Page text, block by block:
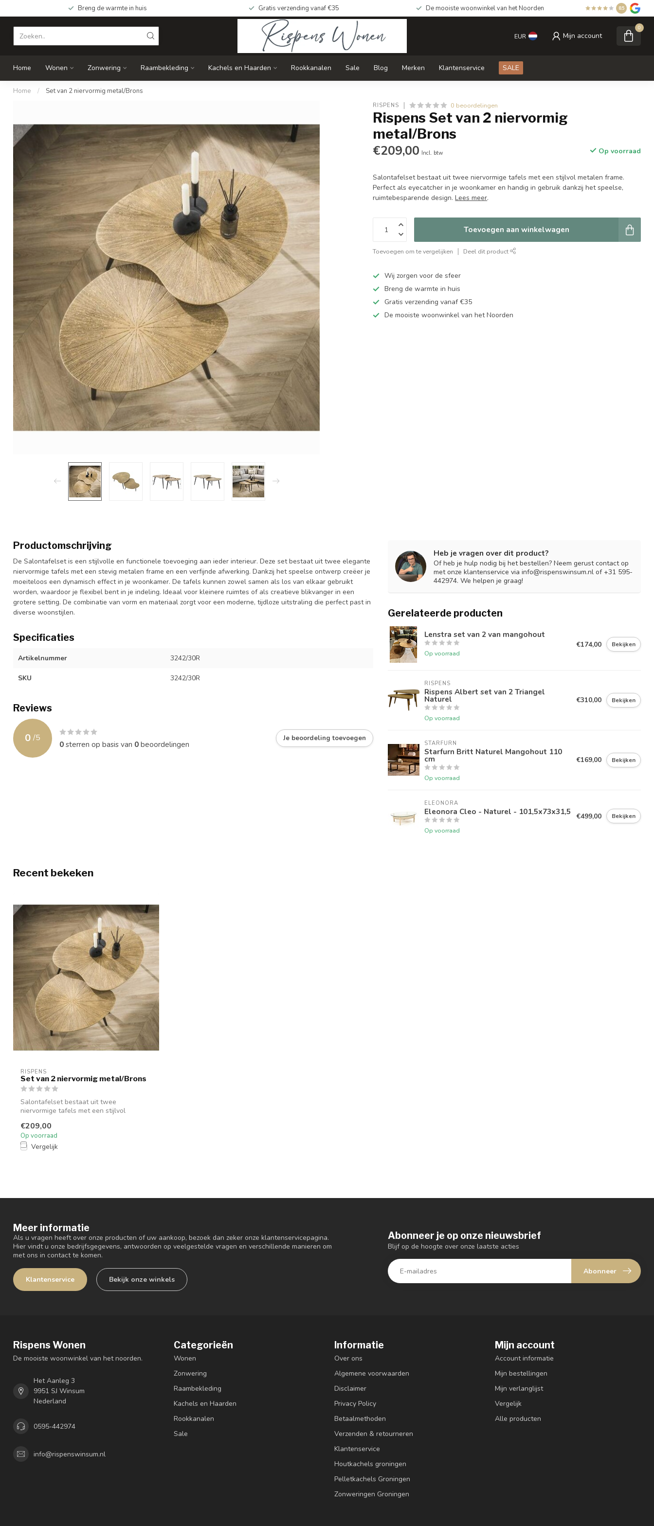
Breng de warmte in huis Gratis verzending vanaf €35 De mooiste woonwinkel van het Noorden 8.5
EUR Mijn account
0
Home Wonen Zonwering Raambekleding Kachels en Haarden Rookkanalen Sale Blog Merken Klantenservice SALE
Home / Set van 2 niervormig metal/Brons
RISPENS 0 beoordelingen
Rispens Set van 2 niervormig
metal/Brons
€209,00 Incl. btw Op voorraad
Salontafelset bestaat uit twee niervormige tafels met een stijlvol metalen frame.
Perfect als eyecatcher in je woonkamer en handig in gebruik dankzij het speelse,
ruimtebesparende design.Lees meer.
Toevoegen aan winkelwagen
Toevoegen om te vergelijken Deel dit product
Wij zorgen voor de sfeer
Breng de warmte in huis
Gratis verzending vanaf €35
De mooiste woonwinkel van het Noorden
Productomschrijving
De Salontafelset is een stijlvolle en functionele toevoeging aan ieder interieur. Deze set bestaat uit twee elegante
niervormige tafels met een stevig metalen frame en een verfijnde afwerking. Dankzij het speelse ontwerp creëer je
moeiteloos een dynamisch effect in je woonkamer. De tafels kunnen zowel samen als los van elkaar gebruikt
worden, waardoor je flexibel bent in je indeling. Ideaal voor kleinere ruimtes of als creatieve blikvanger in een
grotere setting. De combinatie van vorm en materiaal zorgt voor een moderne, tijdloze uitstraling die perfect past in
diverse woonstijlen.
Specificaties
Artikelnummer 3242/30R
SKU 3242/30R
Reviews
0 /5
0sterren op basis van 0beoordelingen
Je beoordeling toevoegen
Heb je vragen over dit product?
Of heb je hulp nodig bij het bestellen? Neem gerust contact op
met onze klantenservice via info@rispenswinsum.nl of +31 595-
442974. We helpen je graag!
Gerelateerde producten
Lenstra set van 2 van mangohout
Op voorraad
€174,00 Bekijken
RISPENS
Rispens Albert set van 2 Triangel
Naturel
Op voorraad
€310,00 Bekijken
STARFURN
Starfurn Britt Naturel Mangohout 110
cm
Op voorraad
€169,00 Bekijken
ELEONORA
Eleonora Cleo - Naturel - 101,5x73x31,5
Op voorraad
€499,00 Bekijken
Recent bekeken
RISPENS
Set van 2 niervormig metal/Brons
Salontafelset bestaat uit twee
niervormige tafels met een stijlvol
€209,00
Op voorraad
Vergelijk
Meer informatie
Als u vragen heeft over onze producten of uw aankoop, bezoek dan zeker onze klantenservicepagina.
Hier vindt u onze bedrijfsgegevens, antwoorden op veelgestelde vragen en verschillende manieren om
met ons in contact te komen.
Klantenservice Bekijk onze winkels
Abonneer je op onze nieuwsbrief
Blijf op de hoogte over onze laatste acties
Abonneer
Rispens Wonen
De mooiste woonwinkel van het noorden.
Het Aanleg 3
9951 SJ Winsum
Nederland
0595-442974
info@rispenswinsum.nl
Categorieën
Wonen
Zonwering
Raambekleding
Kachels en Haarden
Rookkanalen
Sale
Informatie
Over ons
Algemene voorwaarden
Disclaimer
Privacy Policy
Betaalmethoden
Verzenden & retourneren
Klantenservice
Houtkachels groningen
Pelletkachels Groningen
Zonweringen Groningen
Mijn account
Account informatie
Mijn bestellingen
Mijn verlanglijst
Vergelijk
Alle producten